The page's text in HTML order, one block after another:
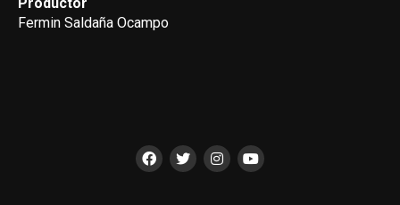
Fermin Saldaña Ocampo